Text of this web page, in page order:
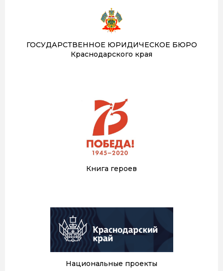
ГОСУДАРСТВЕННОЕ ЮРИДИЧЕСКОЕ БЮРО
Краснодарского края
Книга героев
Национальные проекты